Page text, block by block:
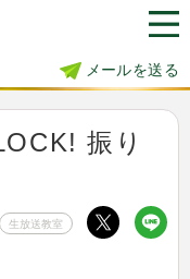
メールを送る
振り
生放送教室